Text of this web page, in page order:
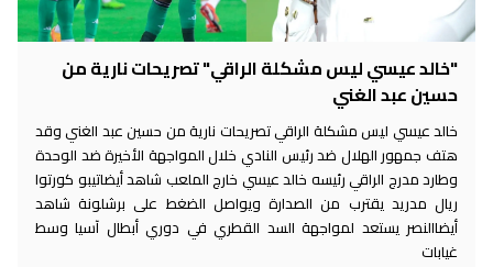
"خالد عيسي ليس مشكلة الراقي" تصريحات نارية من
حسين عبد الغني
خالد عيسي ليس مشكلة الراقي تصريحات نارية من حسين عبد الغني وقد
هتف جمهور الهلال ضد رئيس النادي خلال المواجهة الأخيرة ضد الوحدة
وطارد مدرج الراقي رئيسه خالد عيسي خارج الملعب شاهد أيضاتيبو كورتوا
ريال مدريد يقترب من الصدارة ويواصل الضغط على برشلونة شاهد
أيضاالنصر يستعد لمواجهة السد القطري في دوري أبطال آسيا وسط
غيابات